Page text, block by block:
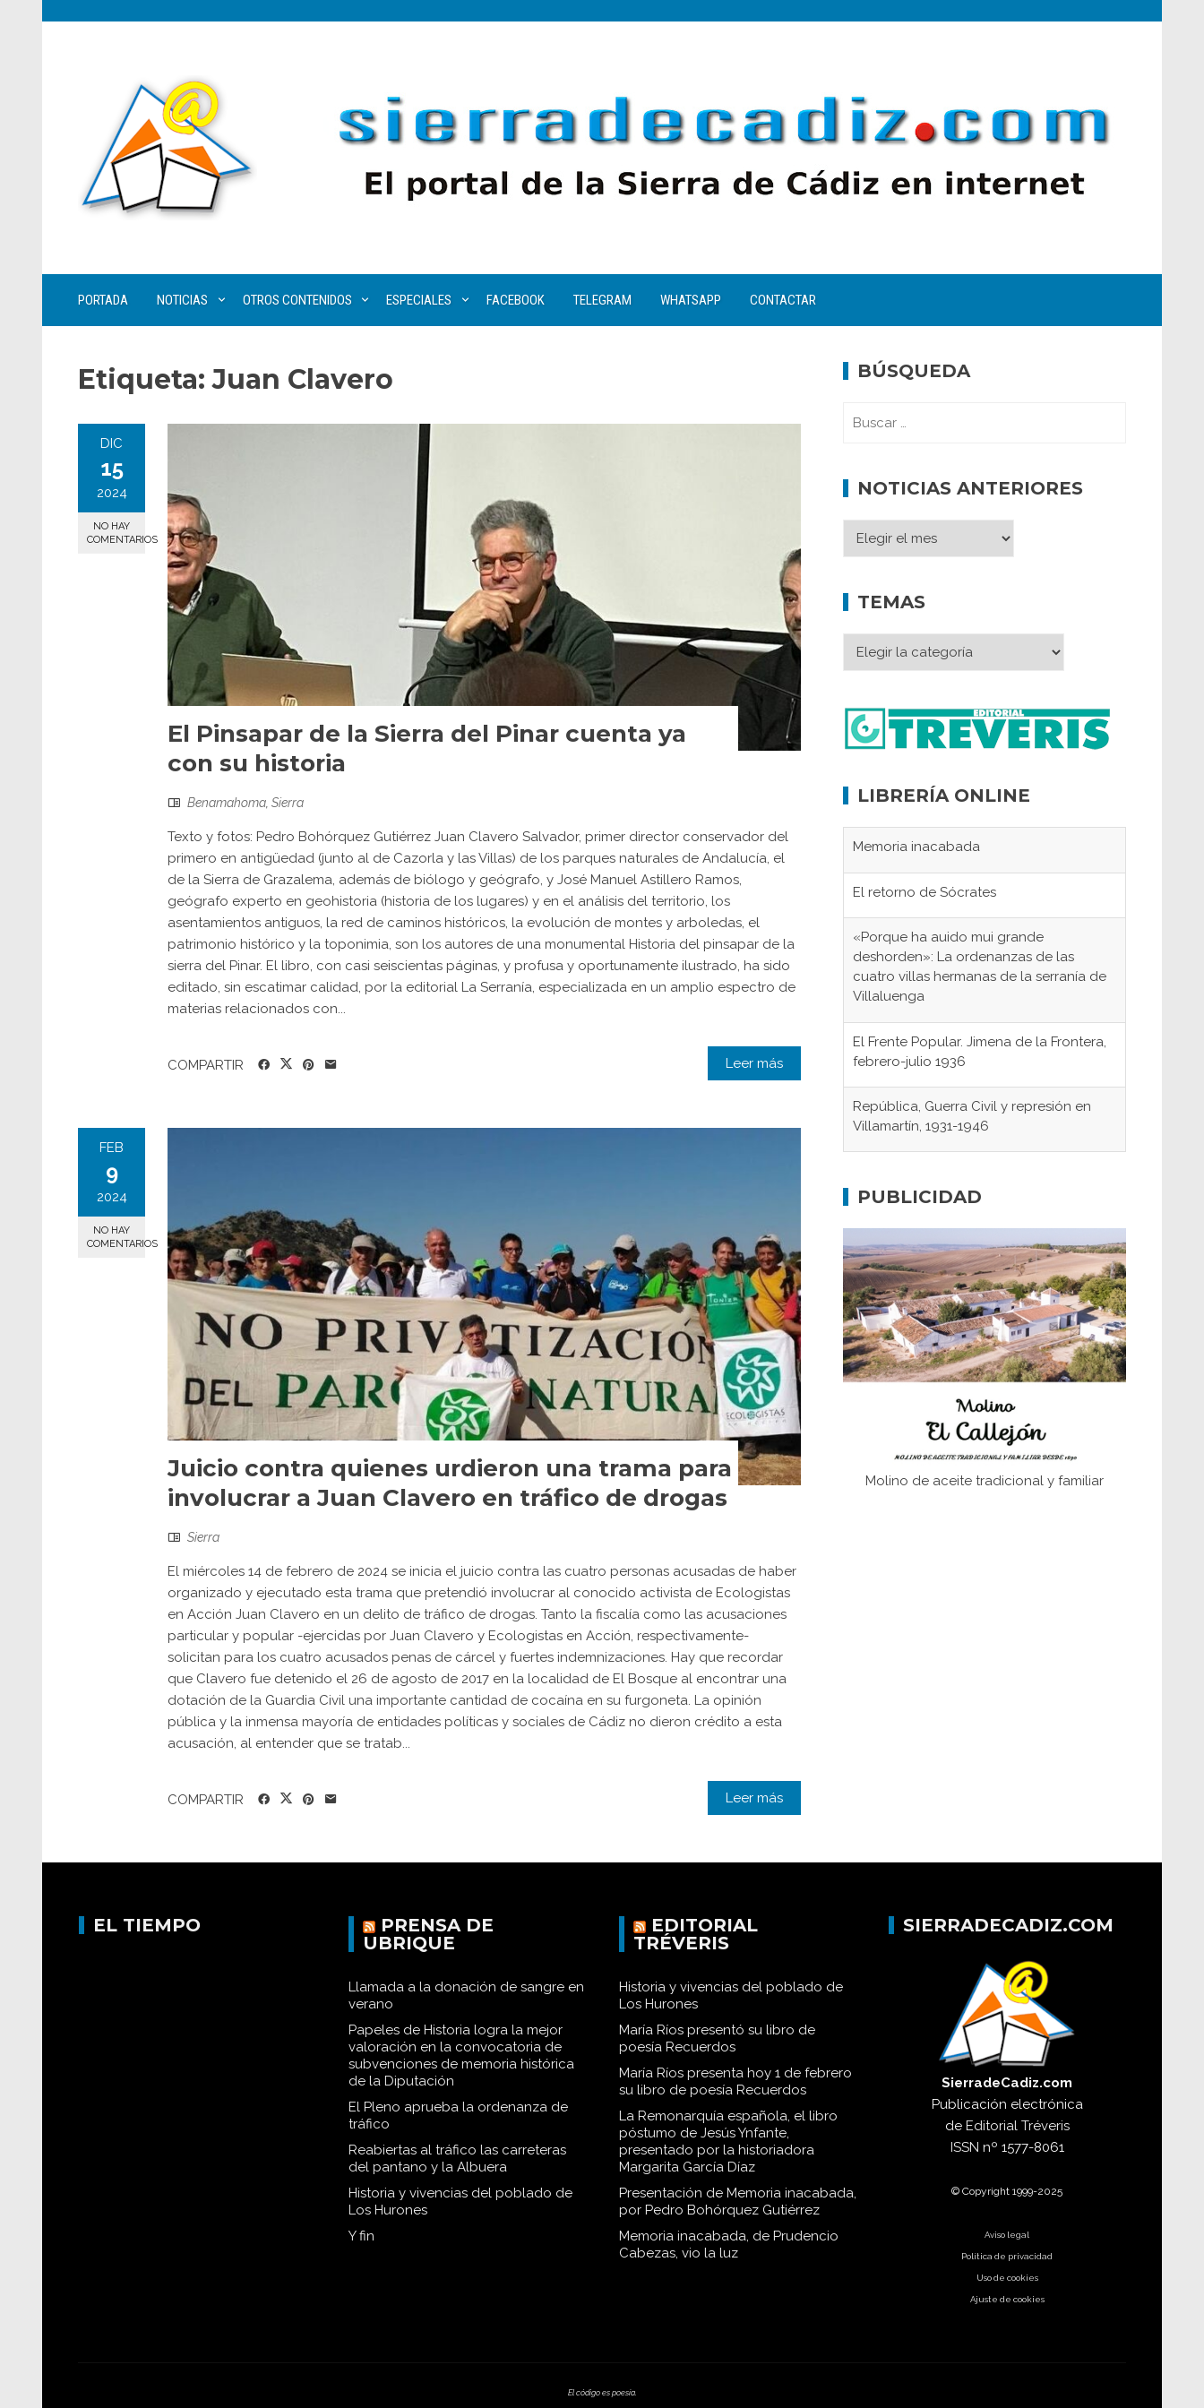
PORTADA NOTICIAS OTROS CONTENIDOS ESPECIALES FACEBOOK TELEGRAM WHATSAPP CONTACTAR
Etiqueta:Juan Clavero
DIC
15
2024
NO HAY
COMENTARIOS
El Pinsapar de la Sierra del Pinar cuenta ya
con su historia
Benamahoma, Sierra
Texto y fotos: Pedro Bohórquez Gutiérrez Juan Clavero Salvador, primer director conservador del
primero en antigüedad (junto al de Cazorla y las Villas) de los parques naturales de Andalucía, el
de la Sierra de Grazalema, además de biólogo y geógrafo, y José Manuel Astillero Ramos,
geógrafo experto en geohistoria (historia de los lugares) y en el análisis del territorio, los
asentamientos antiguos, la red de caminos históricos, la evolución de montes y arboledas, el
patrimonio histórico y la toponimia, son los autores de una monumental Historia del pinsapar de la
sierra del Pinar. El libro, con casi seiscientas páginas, y profusa y oportunamente ilustrado, ha sido
editado, sin escatimar calidad, por la editorial La Serranía, especializada en un amplio espectro de
materias relacionados con...
Leer más
COMPARTIR
FEB
9
2024
NO HAY
COMENTARIOS
Juicio contra quienes urdieron una trama para
involucrar a Juan Clavero en tráfico de drogas
Sierra
El miércoles 14 de febrero de 2024 se inicia el juicio contra las cuatro personas acusadas de haber
organizado y ejecutado esta trama que pretendió involucrar al conocido activista de Ecologistas
en Acción Juan Clavero en un delito de tráfico de drogas. Tanto la fiscalía como las acusaciones
particular y popular -ejercidas por Juan Clavero y Ecologistas en Acción, respectivamente-
solicitan para los cuatro acusados penas de cárcel y fuertes indemnizaciones. Hay que recordar
que Clavero fue detenido el 26 de agosto de 2017 en la localidad de El Bosque al encontrar una
dotación de la Guardia Civil una importante cantidad de cocaína en su furgoneta. La opinión
pública y la inmensa mayoría de entidades políticas y sociales de Cádiz no dieron crédito a esta
acusación, al entender que se tratab...
Leer más
COMPARTIR
BÚSQUEDA
NOTICIAS ANTERIORES
TEMAS
LIBRERÍA ONLINE
Memoria inacabada
El retorno de Sócrates
«Porque ha auido mui grande
deshorden»: La ordenanzas de las
cuatro villas hermanas de la serranía de
Villaluenga
El Frente Popular. Jimena de la Frontera,
febrero-julio 1936
República, Guerra Civil y represión en
Villamartín, 1931-1946
concentración nazis
fundaciones de Bornos
El Frente Popular. Ubrique, febrero-julio
1936
Juntar las letras. La alfabetización en el
campo: del afán de saber a la
Historia y vivencias del poblado de Los
PUBLICIDAD
Molino de aceite tradicional y familiar
EL TIEMPO
PRENSA DE
UBRIQUE
Llamada a la donación de sangre en
verano
Papeles de Historia logra la mejor
valoración en la convocatoria de
subvenciones de memoria histórica
de la Diputación
El Pleno aprueba la ordenanza de
tráfico
Reabiertas al tráfico las carreteras
del pantano y la Albuera
Historia y vivencias del poblado de
Los Hurones
Y fin
EDITORIAL
TRÉVERIS
Historia y vivencias del poblado de
Los Hurones
María Ríos presentó su libro de
poesía Recuerdos
María Ríos presenta hoy 1 de febrero
su libro de poesía Recuerdos
La Remonarquía española, el libro
póstumo de Jesús Ynfante,
presentado por la historiadora
Margarita García Díaz
Presentación de Memoria inacabada,
por Pedro Bohórquez Gutiérrez
Memoria inacabada, de Prudencio
Cabezas, vio la luz
SIERRADECADIZ.COM
SierradeCadiz.com
Publicación electrónica
de Editorial Tréveris
ISSN nº 1577-8061
© Copyright 1999-2025
Aviso legal
Política de privacidad
Uso de cookies
Ajuste de cookies
El código es poesía.